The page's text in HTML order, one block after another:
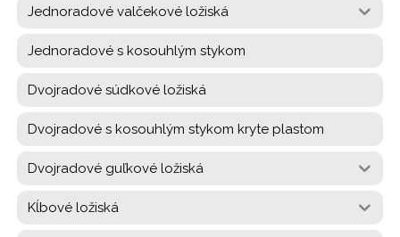
Jednoradové valčekové ložiská
Jednoradové s kosouhlým stykom
Dvojradové súdkové ložiská
Dvojradové s kosouhlým stykom kryte plastom
Dvojradové guľkové ložiská
Kĺbové ložiská